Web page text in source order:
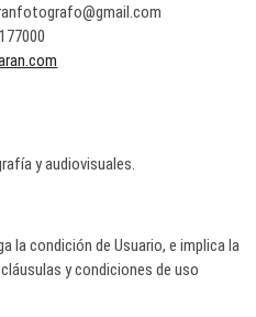
y audiovisuales.
la condición de Usuario, e implica la
y condiciones de uso